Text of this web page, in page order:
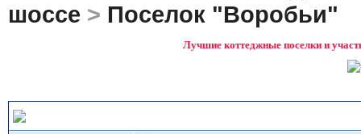
шоссе > Поселок "Воробьи"
Лучшие коттеджные поселки и